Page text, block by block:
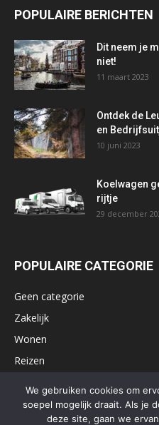
POPULAIRE BERICHTEN
Dit neem je
niet!
11 maart 2023
Ontdek de
en
10 juni 2023
Koelwagen
rijtje
29 december
POPULAIRE CATEGORIE
Geen categorie
Zakelijk
Wonen
Reizen
We gebruiken cookies om
soepel mogelijk draait. Als je
deze site, gaan we